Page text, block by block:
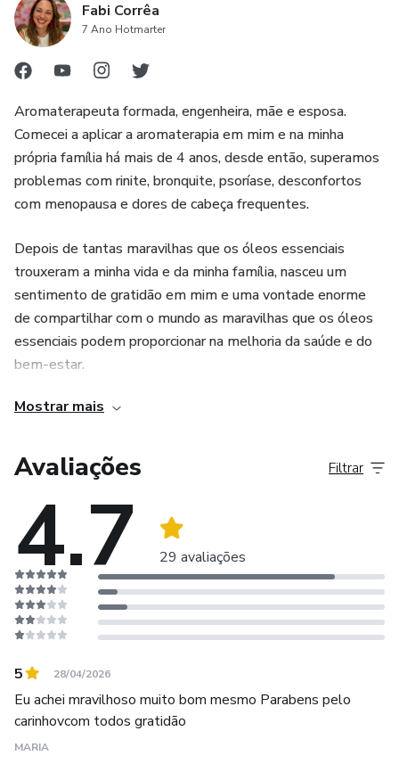
Este material é ideal para:
✔️ Quem quer começar na aromaterapia sem confusão
✔️ Quem já usa óleos, mas sente insegurança nas dosagens
✔️ Quem busca soluções naturais para o dia a dia
✔️ Profissionais da área da saúde, bem-estar e terapias
integrativas
✔️ Famílias que desejam reduzir a carga tóxica do cotidiano
Mais do que um e-book, este guia funciona como um
manual de consulta, para ser usado sempre que surgir uma
dúvida sobre qual óleo usar, como diluir e qual aplicação é
mais indicada.
Um primeiro passo consciente para transformar o cuidado
Fabi Corrêa
7 Ano Hotmarter
Aromaterapeuta formada, engenheira, mãe e esposa.
Comecei a aplicar a aromaterapia em mim e na minha
própria família há mais de 4 anos, desde então, superamos
problemas com rinite, bronquite, psoríase, desconfortos
com menopausa e dores de cabeça frequentes.
Depois de tantas maravilhas que os óleos essenciais
trouxeram a minha vida e da minha família, nasceu um
sentimento de gratidão em mim e uma vontade enorme
de compartilhar com o mundo as maravilhas que os óleos
essenciais podem proporcionar na melhoria da saúde e do
bem-estar.
O sentimento foi tão poderoso que resolvi abandonar meu
divulgando essas soluções naturais, deixando para trás
uma carreira bem-sucedida e minha formação em
engenharia e começando uma nova fase da minha vida
estudando aromaterapia.
Nesse caminho me deparei com muitos usuários de óleos
essenciais que não possuem os conhecimentos básicos
para utilização efetiva e segura.
correto e responsável, decidi compartilhar um pouco da
minha experiência acumulada através do CURSO DE
AROMATERAPIA ONLINE, para que outras pessoas
possam se beneficiar desse método.
Mostrar mais
Avaliações
4.7 29 avaliações
Filtrar
5 28/04/2026
Eu achei mravilhoso muito bom mesmo Parabens pelo
carinhovcom todos gratidão
MARIA